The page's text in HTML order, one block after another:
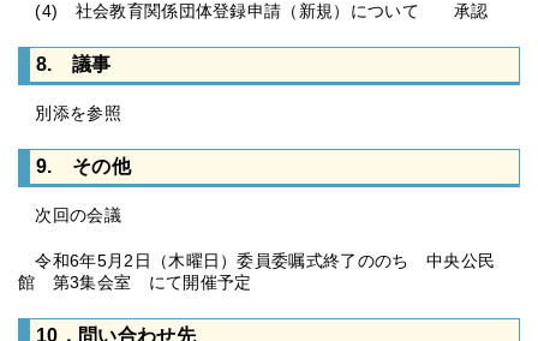
(4) 社会教育関係団体登録申請（新規）について 承認
8. 議事
別添を参照
9. その他
次回の会議
令和6年5月2日（木曜日）委員委嘱式終了ののち 中央公民
館 第3集会室 にて開催予定
10．問い合わせ先